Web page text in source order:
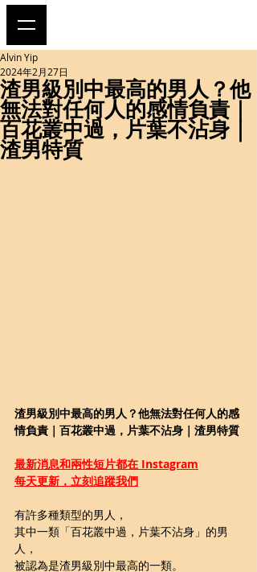
渣男級別中最高的男人？他
無法對任何人的感情負責｜
百花叢中過，片葉不沾身｜
渣男特質
Alvin Yip
2024年2月27日
渣男級別中最高的男人？他無法對任何人的感
情負責｜百花叢中過，片葉不沾身｜渣男特質
最新消息和兩性短片都在 Instagram
每天更新，立刻追蹤我們
有許多種類型的男人，
其中一類「百花叢中過，片葉不沾身」的男
人，
被認為是渣男級別中最高的一類。